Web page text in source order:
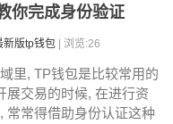
你完成身份验证
新版tp钱包 | 浏览:26
里, TP钱包是比较常用的
展交易的时候, 在进行资
常常得借助身份认证这种